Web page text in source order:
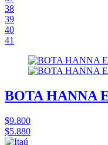
38
39
40
41
BOTA HANNA
$9.800
$5.880